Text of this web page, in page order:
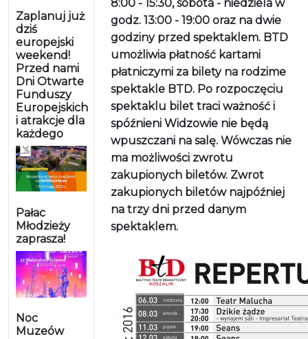
Zaplanuj już
dziś
europejski
weekend!
Przed nami
Dni Otwarte
Funduszy
Europejskich
i atrakcje dla
każdego
Pałac
Młodzieży
zaprasza!
Noc
Muzeów
8:00 - 15:30, sobota - niedziela w
godz. 13:00 - 19:00 oraz na dwie
godziny przed spektaklem. BTD
umożliwia płatność kartami
płatniczymi za bilety na rodzime
spektakle BTD. Po rozpoczęciu
spektaklu bilet traci ważność i
spóźnieni Widzowie nie będą
wpuszczani na salę. Wówczas nie
ma możliwości zwrotu
zakupionych biletów. Zwrot
zakupionych biletów najpóźniej
na trzy dni przed danym
spektaklem.